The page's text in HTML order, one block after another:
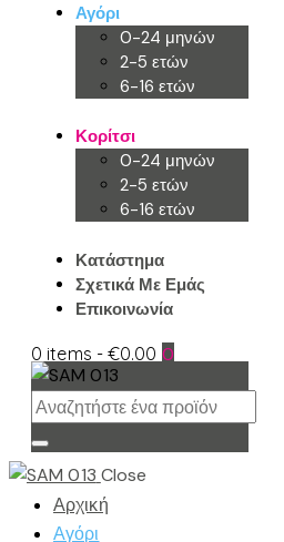
Αγόρι
0-24 μηνών
2-5 ετών
6-16 ετών
Κορίτσι
0-24 μηνών
2-5 ετών
6-16 ετών
Κατάστημα
Σχετικά Με Εμάς
Επικοινωνία
0 items -€0.00 0
Close
Αρχική
Αγόρι